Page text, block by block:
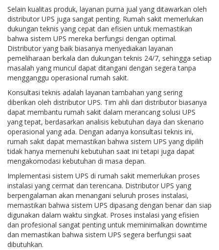
Selain kualitas produk, layanan purna jual yang ditawarkan oleh
distributor UPS juga sangat penting. Rumah sakit memerlukan
dukungan teknis yang cepat dan efisien untuk memastikan
bahwa sistem UPS mereka berfungsi dengan optimal.
Distributor yang baik biasanya menyediakan layanan
pemeliharaan berkala dan dukungan teknis 24/7, sehingga setiap
masalah yang muncul dapat ditangani dengan segera tanpa
mengganggu operasional rumah sakit.
Konsultasi teknis adalah layanan tambahan yang sering
diberikan oleh distributor UPS. Tim ahli dari distributor biasanya
dapat membantu rumah sakit dalam merancang solusi UPS
yang tepat, berdasarkan analisis kebutuhan daya dan skenario
operasional yang ada. Dengan adanya konsultasi teknis ini,
rumah sakit dapat memastikan bahwa sistem UPS yang dipilih
tidak hanya memenuhi kebutuhan saat ini tetapi juga dapat
mengakomodasi kebutuhan di masa depan.
Implementasi sistem UPS di rumah sakit memerlukan proses
instalasi yang cermat dan terencana. Distributor UPS yang
berpengalaman akan menangani seluruh proses instalasi,
memastikan bahwa sistem UPS dipasang dengan benar dan siap
digunakan dalam waktu singkat. Proses instalasi yang efisien
dan profesional sangat penting untuk meminimalkan downtime
dan memastikan bahwa sistem UPS segera berfungsi saat
dibutuhkan.